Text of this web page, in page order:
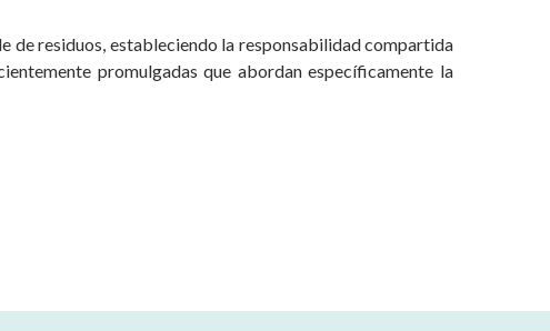
de residuos, estableciendo la responsabilidad compartida
promulgadas que abordan específicamente la